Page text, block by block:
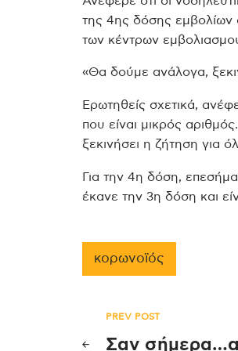
της 4ης δόσης εμβολίων
των κέντρων
«Θα δούμε ανάλογα,
Ερωτηθείς σχετικά,
που είναι μικρός
ξεκινήσει η ζήτηση για
Για την 4η δόση,
έκανε την 3η δόση και
κορωνοϊός
PREV POST
Σαν